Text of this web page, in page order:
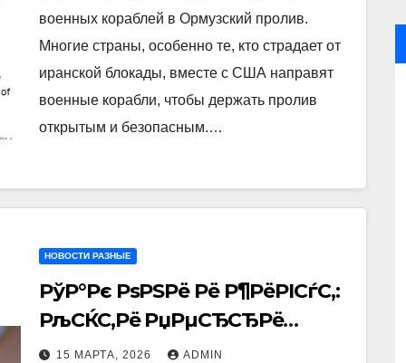
военных кораблей в Ормузский пролив.
Многие страны, особенно те, кто страдает от
иранской блокады, вместе с США направят
военные корабли, чтобы держать пролив
открытым и безопасным.…
НОВОСТИ РАЗНЫЕ
РўР°Рє РѕРЅРё Рё Р¶РёРІСѓС‚:
РљСЌС‚Рё РџРµСЂСЂРё
РїРѕРєР°Р·Р°Р»Р°
15 МАРТА, 2026 ADMIN